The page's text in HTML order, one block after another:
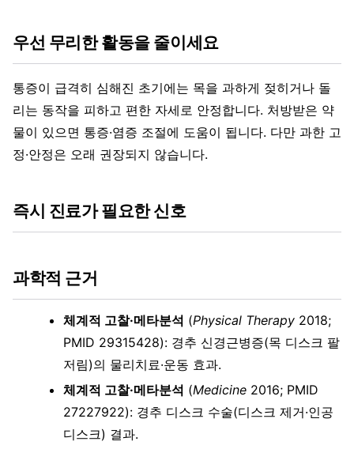
우선 무리한 활동을 줄이세요
통증이 급격히 심해진 초기에는 목을 과하게 젖히거나 돌
리는 동작을 피하고 편한 자세로 안정합니다. 처방받은 약
물이 있으면 통증·염증 조절에 도움이 됩니다. 다만 과한 고
정·안정은 오래 권장되지 않습니다.
즉시 진료가 필요한 신호
과학적 근거
체계적 고찰·메타분석 (Physical Therapy 2018;
PMID 29315428): 경추 신경근병증(목 디스크 팔
저림)의 물리치료·운동 효과.
체계적 고찰·메타분석 (Medicine 2016; PMID
27227922): 경추 디스크 수술(디스크 제거·인공
디스크) 결과.